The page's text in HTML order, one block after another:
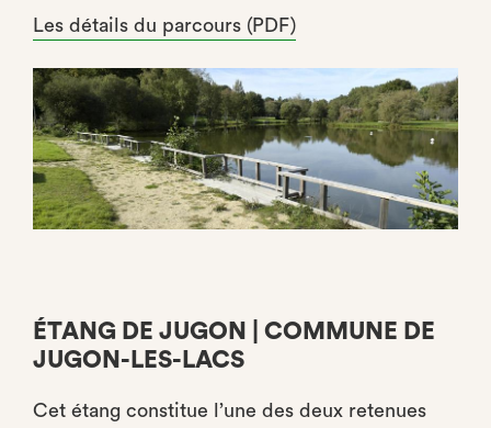
Les détails du parcours (PDF)
ÉTANG DE JUGON | COMMUNE DE
JUGON-LES-LACS
Cet étang constitue l’une des deux retenues